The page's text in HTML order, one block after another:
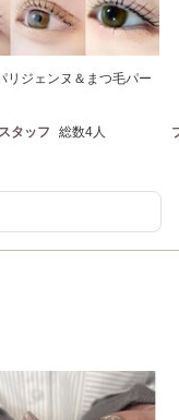
ジェンヌ＆まつ毛パー
スタッフ 総数4人